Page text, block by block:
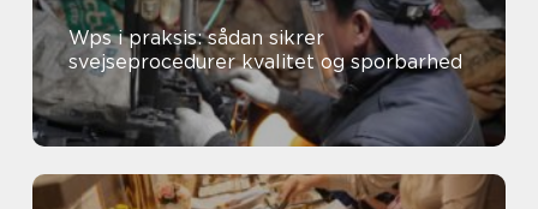
Wps i praksis: sådan sikrer
svejseprocedurer kvalitet og sporbarhed